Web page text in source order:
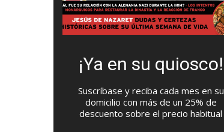
¡Ya en su quiosco!
Suscríbase y reciba cada mes en su
domicilio con más de un 25% de
descuento sobre el precio habitual